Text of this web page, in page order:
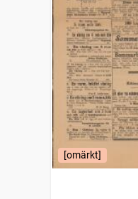
[omärkt]